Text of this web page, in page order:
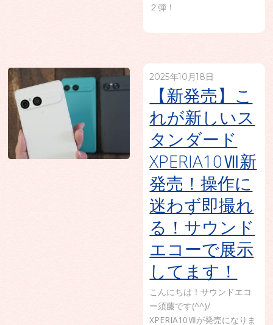
２弾！
2025年10月18日
【新発売】こ
れが新しいス
タンダード
XPERIA10Ⅶ新
発売！操作に
迷わず即撮れ
る！サウンド
エコーで展示
してます！
こんにちは！サウンドエコ
ー須藤です(^^)/
XPERIA10Ⅶが発売になりま